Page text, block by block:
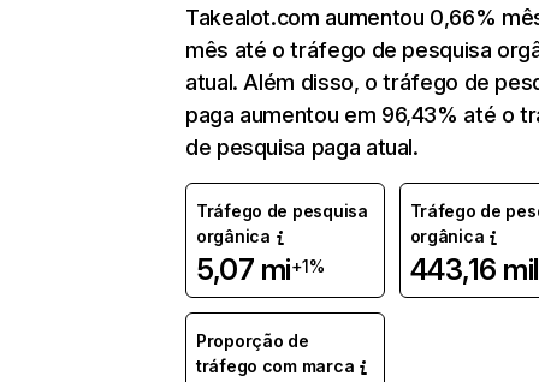
Takealot.com aumentou 0,66%
mês até o tráfego de pesquisa
atual. Além disso, o tráfego de
paga aumentou em 96,43% até o
de pesquisa paga atual.
Tráfego de pesquisa
orgânica
5,07 mi+1%
Tráfego de
orgânica
443,16 mil
Proporção de
tráfego com marca